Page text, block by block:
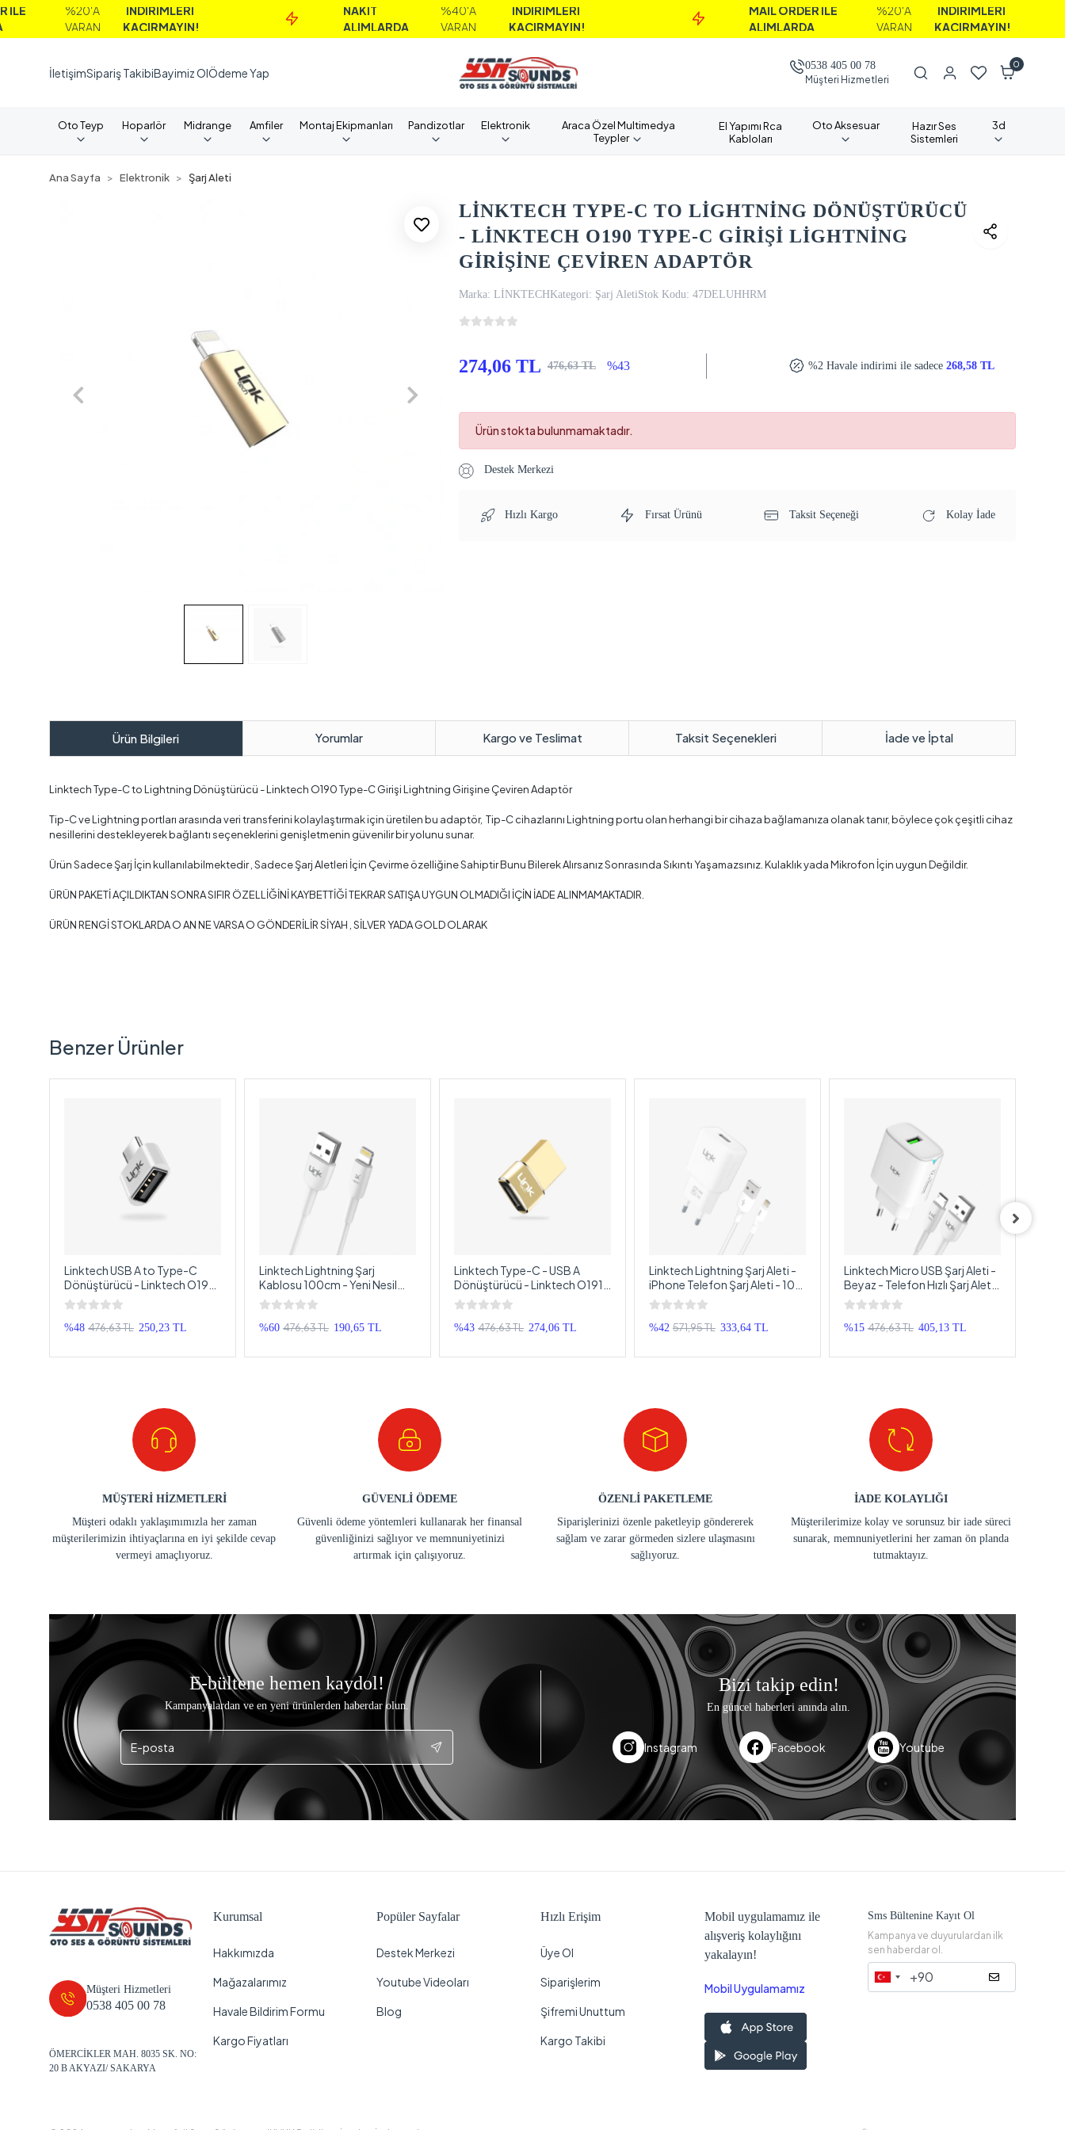
%20'A
İNDİRİMLERİ
KAÇIRMAYIN!
ALIMLARDA
VARAN
İNDİRİMLERİ
KAÇIRMAYIN!
MAİL ORDER İLE
ALIMLARDA
%20'A
İNDİRİMLERİ
KAÇIRMAYIN!
İletişimSipariş TakibiBayimiz OlÖdeme Yap
0538 405 00 78
Müşteri Hizmetleri
0
Oto Teyp Hoparlör Midrange Amfiler Montaj Ekipmanları Pandizotlar Elektronik
Araca Özel Multimedya
Teypler
El Yapımı Rca
Kabloları
Oto Aksesuar
Hazır Ses
Sistemleri
3d
Ana Sayfa Elektronik Şarj Aleti
LİNKTECH TYPE-C TO LİGHTNİNG DÖNÜŞTÜRÜCÜ
- LİNKTECH O190 TYPE-C GİRİŞİ LİGHTNİNG
GİRİŞİNE ÇEVİREN ADAPTÖR
Marka: LİNKTECHKategori: Şarj AletiStok Kodu: 47DELUHHRM
274,06 TL 476,63 TL %43 %2 Havale indirimi ile sadece268,58 TL
Ürün stokta bulunmamaktadır.
Destek Merkezi
Hızlı Kargo Fırsat Ürünü Taksit Seçeneği Kolay İade
Ürün Bilgileri Yorumlar Kargo ve Teslimat Taksit Seçenekleri İade ve İptal
Linktech Type-C to Lightning Dönüştürücü - Linktech O190 Type-C Girişi Lightning Girişine Çeviren Adaptör
Tip-C ve Lightning portları arasında veri transferini kolaylaştırmak için üretilen bu adaptör, Tip-C cihazlarını Lightning portu olan herhangi bir cihaza bağlamanıza olanak tanır, böylece çok çeşitli cihaz
nesillerini destekleyerek bağlantı seçeneklerini genişletmenin güvenilir bir yolunu sunar.
Ürün Sadece Şarj İçin kullanılabilmektedir , Sadece Şarj Aletleri İçin Çevirme özelliğine Sahiptir Bunu Bilerek Alırsanız Sonrasında Sıkıntı Yaşamazsınız. Kulaklık yada Mikrofon İçin uygun Değildir.
ÜRÜN PAKETİ AÇILDIKTAN SONRA SIFIR ÖZELLİĞİNİ KAYBETTİĞİ TEKRAR SATIŞA UYGUN OLMADIĞI İÇİN İADE ALINMAMAKTADIR.
ÜRÜN RENGİ STOKLARDA O AN NE VARSA O GÖNDERİLİR SİYAH , SİLVER YADA GOLD OLARAK
Benzer Ürünler
Linktech USB A to Type-C
Dönüştürücü - Linktech O192
USB A Girişi Type-C Girişine
Çeviren Adaptör
%48 476,63 TL 250,23 TL
Linktech Lightning Şarj
Kablosu 100cm - Yeni Nesil
iPhone 3A USB-A Lightning
USB Şarj Kablosu
%60 476,63 TL 190,65 TL
Linktech Type-C - USB A
Dönüştürücü - Linktech O191
Type-C Girişi USB Girişine
Çeviren Adaptör
%43 476,63 TL 274,06 TL
Linktech Lightning Şarj Aleti -
iPhone Telefon Şarj Aleti - 10W
Lightning Kablolu iPhone Şarj
Cihazı
%42 571,95 TL 333,64 TL
Linktech Micro USB Şarj Aleti -
Beyaz - Telefon Hızlı Şarj Aleti -
12W Micro USB Kablolu Şarj
Cihazı
%15 476,63 TL 405,13 TL
MÜŞTERİ HİZMETLERİ
Müşteri odaklı yaklaşımımızla her zaman
müşterilerimizin ihtiyaçlarına en iyi şekilde cevap
vermeyi amaçlıyoruz.
GÜVENLİ ÖDEME
Güvenli ödeme yöntemleri kullanarak her finansal
güvenliğinizi sağlıyor ve memnuniyetinizi
artırmak için çalışıyoruz.
ÖZENLİ PAKETLEME
Siparişlerinizi özenle paketleyip göndererek
sağlam ve zarar görmeden sizlere ulaşmasını
sağlıyoruz.
İADE KOLAYLIĞI
Müşterilerimize kolay ve sorunsuz bir iade süreci
sunarak, memnuniyetlerini her zaman ön planda
tutmaktayız.
E-bültene hemen kaydol!
Kampanyalardan ve en yeni ürünlerden haberdar olun.
Bizi takip edin!
En güncel haberleri anında alın.
Instagram Facebook Youtube
Müşteri Hizmetleri
0538 405 00 78
ÖMERCİKLER MAH. 8035 SK. NO:
20 B AKYAZI/ SAKARYA
Kurumsal
Hakkımızda
Mağazalarımız
Havale Bildirim Formu
Kargo Fiyatları
Popüler Sayfalar
Destek Merkezi
Youtube Videoları
Blog
Hızlı Erişim
Üye Ol
Siparişlerim
Şifremi Unuttum
Kargo Takibi
Mobil uygulamamız ile
alışveriş kolaylığını
yakalayın!
Mobil Uygulamamız
Sms Bültenine Kayıt Ol
Kampanya ve duyurulardan ilk
sen haberdar ol.